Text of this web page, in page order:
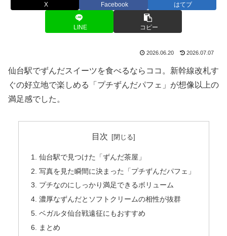
X Facebook はてブ
LINE コピー
2026.06.20 2026.07.07
仙台駅でずんだスイーツを食べるならココ。新幹線改札す
ぐの好立地で楽しめる「プチずんだパフェ」が想像以上の
満足感でした。
目次
仙台駅で見つけた「ずんだ茶屋」
写真を見た瞬間に決まった「プチずんだパフェ」
プチなのにしっかり満足できるボリューム
濃厚なずんだとソフトクリームの相性が抜群
ベガルタ仙台戦遠征にもおすすめ
まとめ